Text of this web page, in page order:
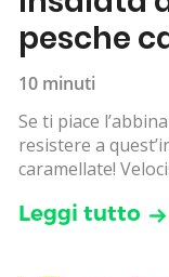
pesche
10 minuti
Se ti piace
resistere a
caramellate!
Leggi tutto